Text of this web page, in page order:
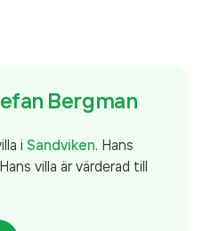
Bergman
i Sandviken. Hans
Hans villa är värderad till